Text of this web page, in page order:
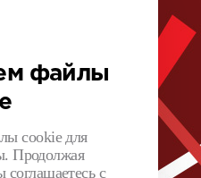
файлы
cookie для
Продолжая
соглашаетесь с